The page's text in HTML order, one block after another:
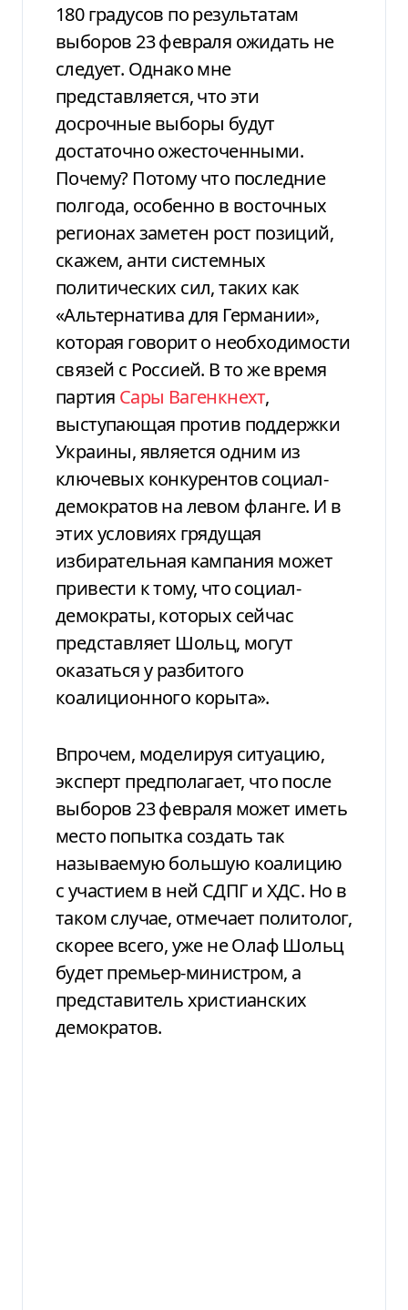
180 градусов по результатам
выборов 23 февраля ожидать не
следует. Однако мне
представляется, что эти
досрочные выборы будут
достаточно ожесточенными.
Почему? Потому что последние
полгода, особенно в восточных
регионах заметен рост позиций,
скажем, анти системных
политических сил, таких как
«Альтернатива для Германии»,
которая говорит о необходимости
связей с Россией. В то же время
партия Сары Вагенкнехт,
выступающая против поддержки
Украины, является одним из
ключевых конкурентов социал-
демократов на левом фланге. И в
этих условиях грядущая
избирательная кампания может
привести к тому, что социал-
демократы, которых сейчас
представляет Шольц, могут
оказаться у разбитого
коалиционного корыта».
Впрочем, моделируя ситуацию,
эксперт предполагает, что после
выборов 23 февраля может иметь
место попытка создать так
называемую большую коалицию
с участием в ней СДПГ и ХДС. Но в
таком случае, отмечает политолог,
скорее всего, уже не Олаф Шольц
будет премьер-министром, а
представитель христианских
демократов.